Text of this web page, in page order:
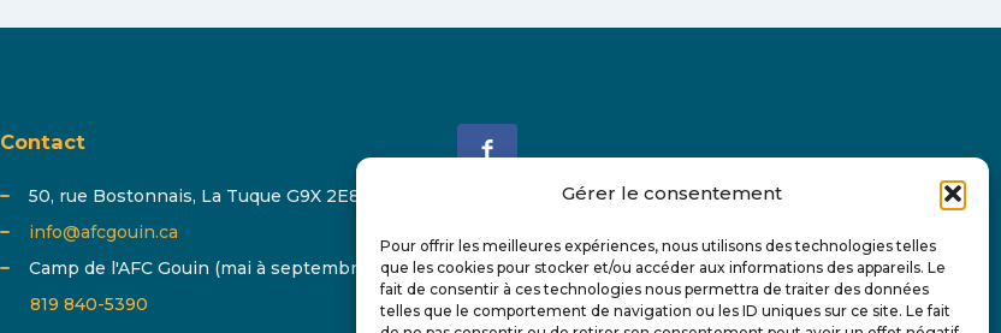
Gérer le consentement
Pour offrir les meilleures expériences, nous utilisons des technologies telles
que les cookies pour stocker et/ou accéder aux informations des appareils. Le
fait de consentir à ces technologies nous permettra de traiter des données
telles que le comportement de navigation ou les ID uniques sur ce site. Le fait
Contact
50, rue Bostonnais, La Tuque G9X 2E8
info@afcgouin.ca
Camp de l'AFC Gouin (mai à septembre) :
819 840-5390
nous sur les réseaux sociaux pour tout
connaître de l'actualité de AFC Gouin.